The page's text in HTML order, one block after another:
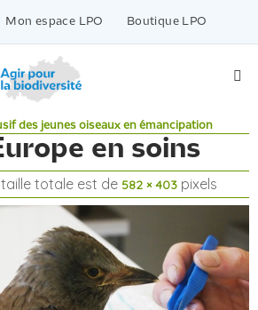
Mon espace LPO Boutique LPO
des jeunes oiseaux en émancipation
en soins
totale est de 582 × 403 pixels